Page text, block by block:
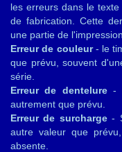
les erreurs dans le
de fabrication. Cette
une partie de
Erreur de couleur- le
que prévu, souvent
série.
Erreur de dentelure-
autrement que prévu.
Erreur de surcharge-
autre valeur que
absente.